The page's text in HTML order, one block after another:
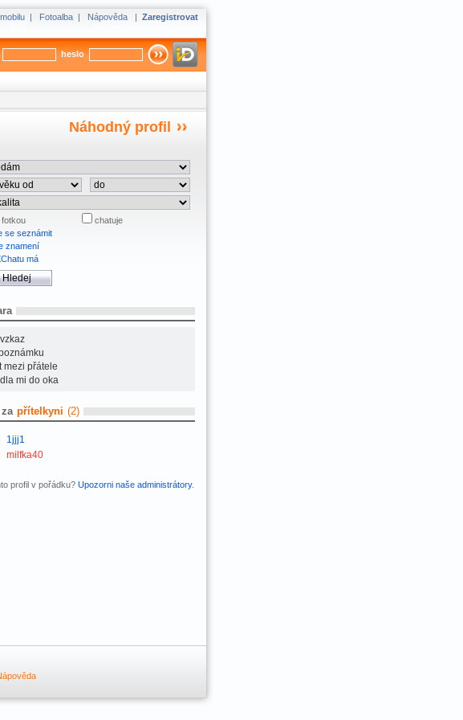
| Fotoalba | Nápověda | Zaregistrovat
heslo
Náhodný profil
fotkou
chatuje
se seznámit
znamení
má
mezi přátele
mi do oka
přítelkyni (2)
1jjj1
milfka40
profil v pořádku? Upozorni naše administrátory.